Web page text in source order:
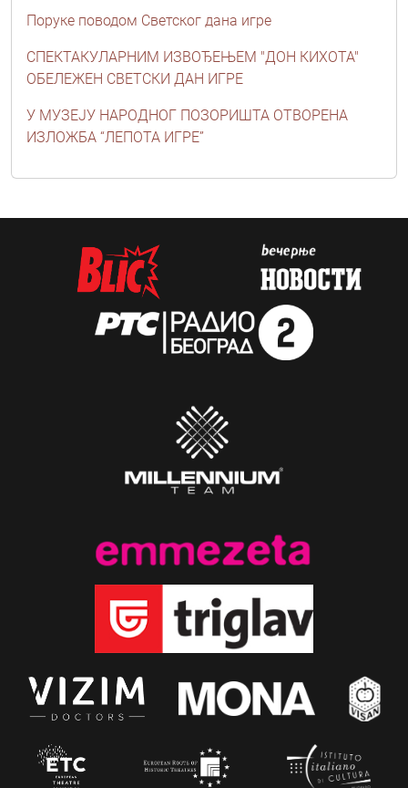
Поруке поводом Светског дана игре
СПЕКТАКУЛАРНИМ ИЗВОЂЕЊЕМ "ДОН КИХОТА"
ОБЕЛЕЖЕН СВЕТСКИ ДАН ИГРЕ
У МУЗЕЈУ НАРОДНОГ ПОЗОРИШТА ОТВОРЕНА
ИЗЛОЖБА “ЛЕПОТА ИГРЕ”